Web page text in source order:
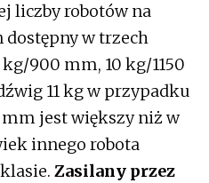
liczby robotów na
dostępny w trzech
900 mm, 10 kg/1150
11 kg w przypadku
jest większy niż w
innego robota
Zasilany przez